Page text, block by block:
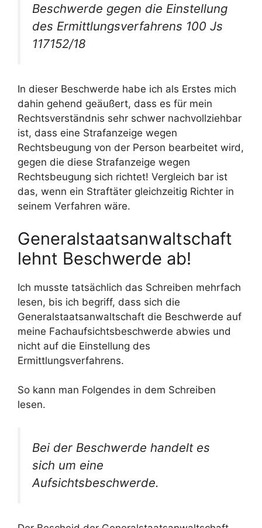
Beschwerde gegen die Einstellung
des Ermittlungsverfahrens 100 Js
117152/18
In dieser Beschwerde habe ich als Erstes mich
dahin gehend geäußert, dass es für mein
Rechtsverständnis sehr schwer nachvollziehbar
ist, dass eine Strafanzeige wegen
Rechtsbeugung von der Person bearbeitet wird,
gegen die diese Strafanzeige wegen
Rechtsbeugung sich richtet! Vergleich bar ist
das, wenn ein Straftäter gleichzeitig Richter in
seinem Verfahren wäre.
Generalstaatsanwaltschaft
lehnt Beschwerde ab!
Ich musste tatsächlich das Schreiben mehrfach
lesen, bis ich begriff, dass sich die
Generalstaatsanwaltschaft die Beschwerde auf
meine Fachaufsichtsbeschwerde abwies und
nicht auf die Einstellung des
Ermittlungsverfahrens.
So kann man Folgendes in dem Schreiben
lesen.
Bei der Beschwerde handelt es
sich um eine
Aufsichtsbeschwerde.